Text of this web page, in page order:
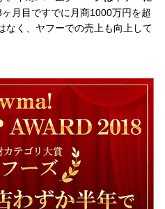
月目ですでに月商1000万円を超
なく、ヤフーでの売上も向上して